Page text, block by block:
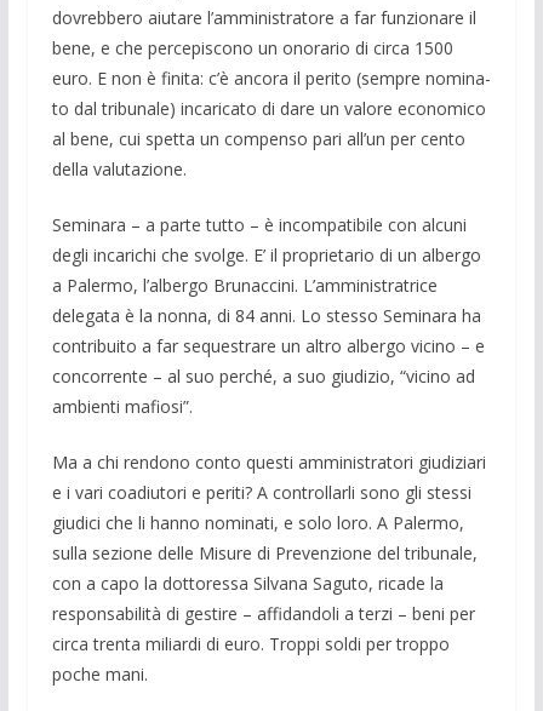
dovrebbero aiutare l’amministratore a far funzionare il
bene, e che percepiscono un onorario di circa 1500
euro. E non è fi­nita: c’è ancora il perito (sempre nomina­
to dal tribunale) incaricato di dare un va­lore economico
al bene, cui spetta un compenso pari all’un per cento
della valu­tazione.
Seminara – a parte tutto – è incompati­bile con alcuni
degli incarichi che svolge. E’ il proprietario di un albergo
a Palermo, l’albergo Brunaccini. L’amministratrice
delegata è la nonna, di 84 anni. Lo stesso Seminara ha
contribuito a far sequestrare un altro albergo vicino – e
concorrente – al suo perché, a suo giudizio, “vicino ad
ambienti mafiosi”.
Ma a chi rendono conto questi ammini­stratori giudiziari
e i vari coadiutori e pe­riti? A controllarli sono gli stessi
giudici che li hanno nominati, e solo loro. A Pa­lermo,
sulla sezione delle Misure di Pre­venzione del tribunale,
con a capo la dot­toressa Silvana Saguto, ricade la
respon­sabilità di gestire – affidandoli a terzi – beni per
circa trenta miliardi di euro. Troppi soldi per troppo
poche mani.